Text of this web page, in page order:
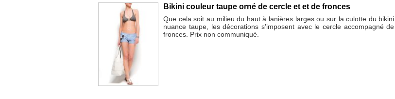
Bikini couleur taupe orné de cercle et et de fronces
Que cela soit au milieu du haut à lanières larges ou sur la culotte du bikini
nuance taupe, les décorations s’imposent avec le cercle accompagné de
fronces. Prix non communiqué.